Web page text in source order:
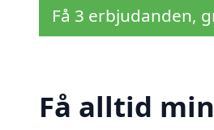
Få 3 erbjudanden,
Få alltid